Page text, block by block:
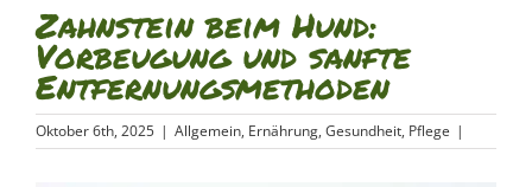
Zahnstein beim Hund:
Vorbeugung und sanfte
Entfernungsmethoden
Oktober 6th, 2025 | Allgemein, Ernährung, Gesundheit, Pflege |